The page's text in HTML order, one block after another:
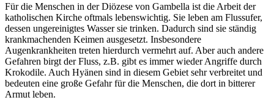
Für die Menschen in der Diözese von Gambella ist die Arbeit der
katholischen Kirche oftmals lebenswichtig. Sie leben am Flussufer,
dessen ungereinigtes Wasser sie trinken. Dadurch sind sie ständig
krankmachenden Keimen ausgesetzt. Insbesondere
Augenkrankheiten treten hierdurch vermehrt auf. Aber auch andere
Gefahren birgt der Fluss, z.B. gibt es immer wieder Angriffe durch
Krokodile. Auch Hyänen sind in diesem Gebiet sehr verbreitet und
bedeuten eine große Gefahr für die Menschen, die dort in bitterer
Armut leben.